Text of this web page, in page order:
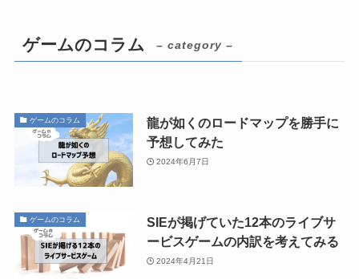
ゲームのコラム – category –
ゲームのコラム
龍が如くのロードマップを勝手に
予想してみた
2024年6月7日
ゲームのコラム
SIEが掲げていた12本のライブサ
ービスゲームの内訳を考えてみる
2024年4月21日